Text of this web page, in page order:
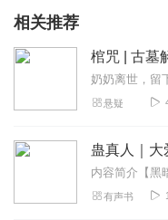
唐家_小二
不错😊……非常好
2020-06-30
相关推荐
奶奶离世，留
悬疑
有声书